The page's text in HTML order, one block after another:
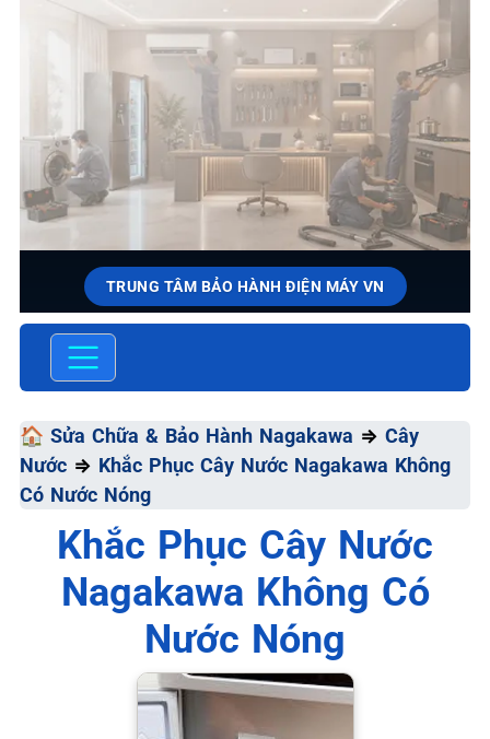
TRUNG TÂM BẢO HÀNH ĐIỆN MÁY VN
SỬA CHỮA & BẢO HÀNH
Đa
🏠 Sửa Chữa & Bảo Hành Nagakawa ⇒ Cây
Nước ⇒ Khắc Phục Cây Nước Nagakawa Không
Có Nước Nóng
Khắc Phục Cây Nước
Nagakawa Không Có
Nước Nóng